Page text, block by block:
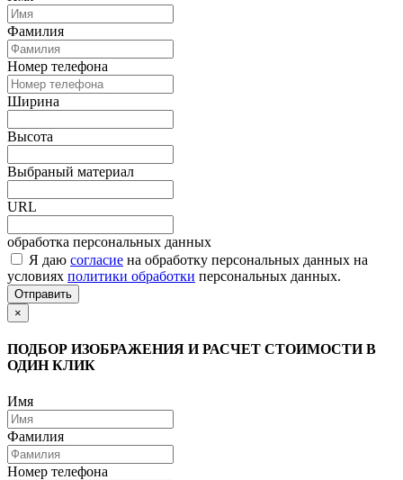
Фамилия
Номер телефона
Ширина
Высота
Выбраный материал
URL
обработка персональных данных
Я даю согласие на обработку персональных данных на
условиях политики обработки персональных данных.
Отправить
×
ПОДБОР ИЗОБРАЖЕНИЯ И РАСЧЕТ СТОИМОСТИ В
ОДИН КЛИК
Имя
Фамилия
Номер телефона